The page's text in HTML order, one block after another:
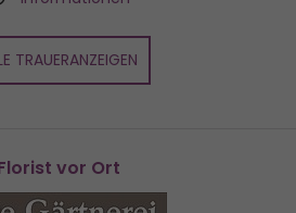
TRAUERANZEIGEN
vor Ort